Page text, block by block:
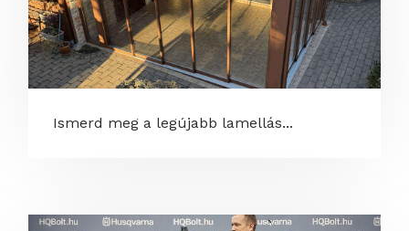
Ismerd meg a legújabb lamellás...